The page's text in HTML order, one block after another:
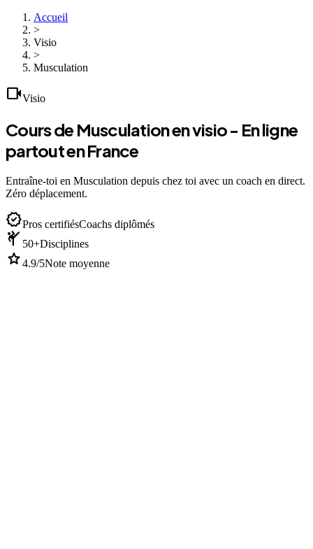
Accueil
>
Visio
>
Musculation
videocamVisio
Cours de Musculation en visio - En ligne
partout en France
Entraîne-toi en Musculation depuis chez toi avec un coach en direct.
Zéro déplacement.
verifiedPros certifiésCoachs diplômés
sports_martial_arts 50+Disciplines
star4.9/5Note moyenne